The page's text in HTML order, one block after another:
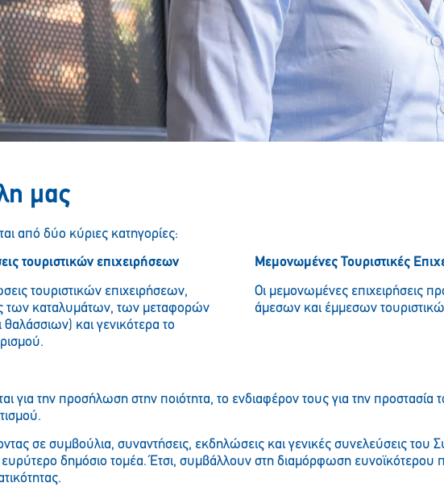
μας
από δύο κύριες κατηγορίες:
τουριστικών επιχειρήσεων
τουριστικών επιχειρήσεων,
των καταλυμάτων, των μεταφορών
και γενικότερα το
Μεμονωμένες Τουριστικές
Οι μεμονωμένες επιχειρήσεις
άμεσων και έμμεσων
για την προσήλωση στην ποιότητα, το ενδιαφέρον τους για την προστασία
σε συμβούλια, συναντήσεις, εκδηλώσεις και γενικές συνελεύσεις
δημόσιο τομέα. Έτσι, συμβάλλουν στη διαμόρφωση ευνοϊκότερου